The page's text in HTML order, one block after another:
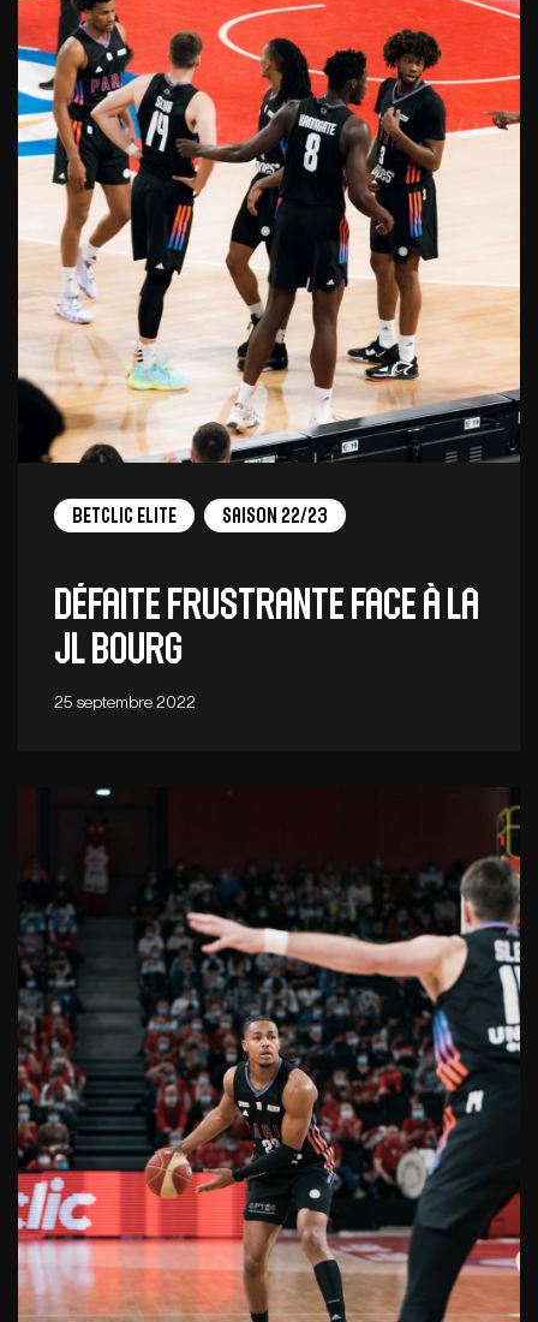
Betclic Elite Saison 22/23
Défaite frustrante face à la
JL Bourg
25 septembre 2022